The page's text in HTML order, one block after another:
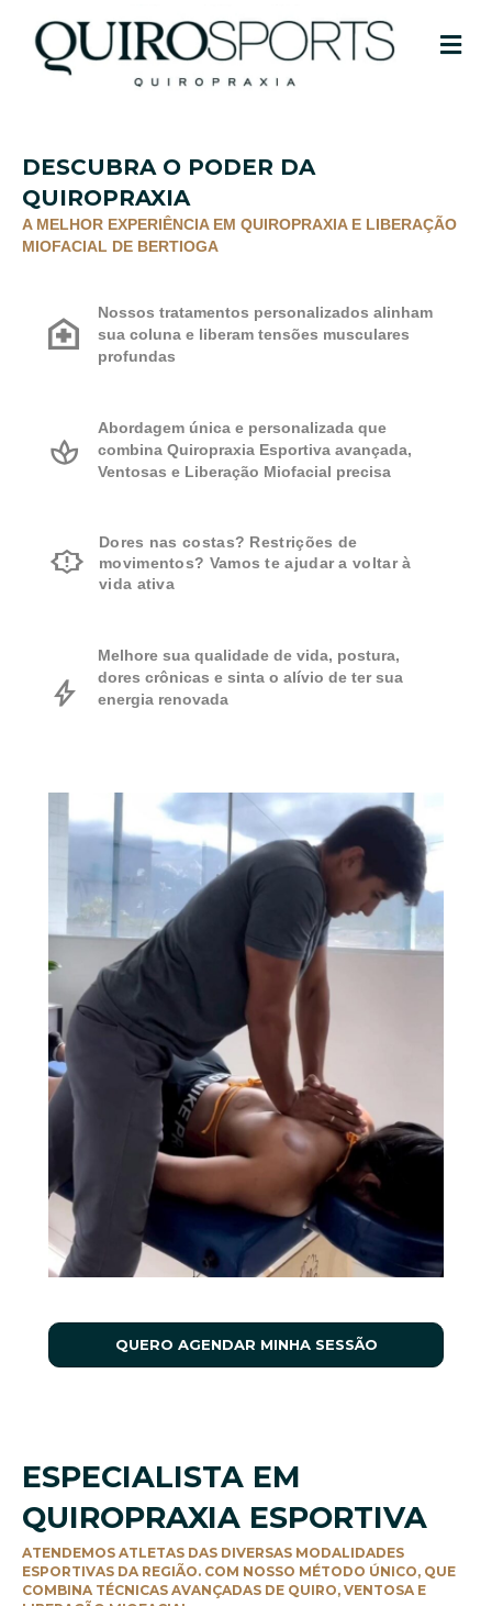
DESCUBRA O PODER DA
QUIROPRAXIA
A MELHOR EXPERIÊNCIA EM QUIROPRAXIA E LIBERAÇÃO
MIOFACIAL DE BERTIOGA
Nossos tratamentos personalizados alinham
sua coluna e liberam tensões musculares
profundas
Abordagem única e personalizada que
combina Quiropraxia Esportiva avançada,
Ventosas e Liberação Miofacial precisa
Dores nas costas? Restrições de
movimentos? Vamos te ajudar a voltar à
vida ativa
Melhore sua qualidade de vida, postura,
dores crônicas e sinta o alívio de ter sua
energia renovada
QUERO AGENDAR MINHA SESSÃO
ESPECIALISTA EM
QUIROPRAXIA ESPORTIVA
ATENDEMOS ATLETAS DAS DIVERSAS MODALIDADES
ESPORTIVAS DA REGIÃO. COM NOSSO MÉTODO ÚNICO, QUE
COMBINA TÉCNICAS AVANÇADAS DE QUIRO, VENTOSA E